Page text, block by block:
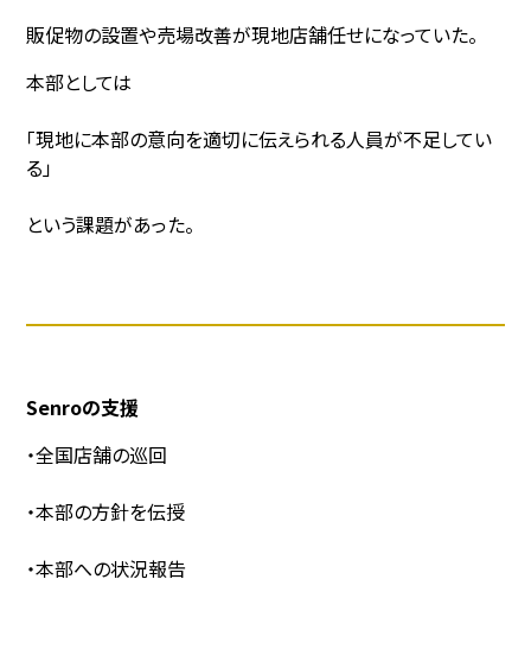
販促物の設置や売場改善が現地店舗任せになっていた。
本部としては
「現地に本部の意向を適切に伝えられる人員が不足してい
る」
という課題があった。
Senroの支援
・全国店舗の巡回
・本部の方針を伝授
・本部への状況報告